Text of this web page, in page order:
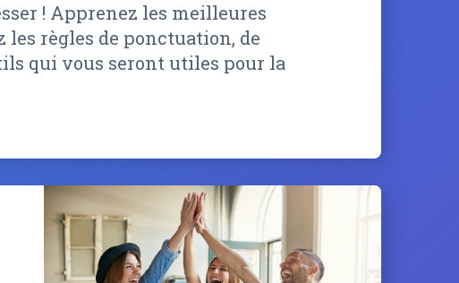
! Apprenez les meilleures
règles de ponctuation, de
qui vous seront utiles pour la